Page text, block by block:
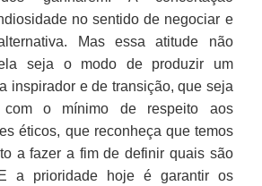
no sentido de negociar e
Mas essa atitude não
seja o modo de produzir um
inspirador e de transição, que seja
o mínimo de respeito aos
éticos, que reconheça que temos
a fazer a fim de definir quais são
a prioridade hoje é garantir os